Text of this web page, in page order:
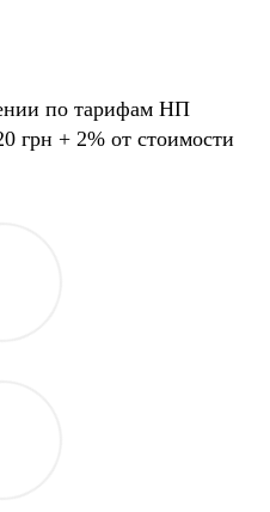
по тарифам НП
грн + 2% от стоимости